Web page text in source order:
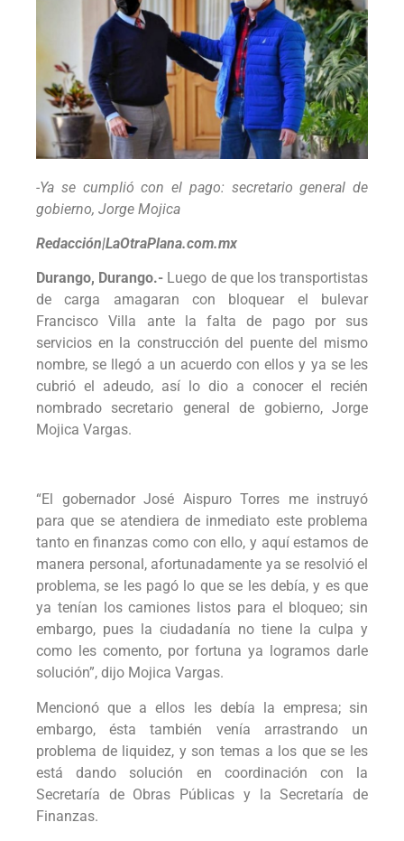
-Ya se cumplió con el pago: secretario general de
gobierno, Jorge Mojica
Redacción|LaOtraPlana.com.mx
Durango, Durango.- Luego de que los transportistas
de carga amagaran con bloquear el bulevar
Francisco Villa ante la falta de pago por sus
servicios en la construcción del puente del mismo
nombre, se llegó a un acuerdo con ellos y ya se les
cubrió el adeudo, así lo dio a conocer el recién
nombrado secretario general de gobierno, Jorge
Mojica Vargas.
“El gobernador José Aispuro Torres me instruyó
para que se atendiera de inmediato este problema
tanto en finanzas como con ello, y aquí estamos de
manera personal, afortunadamente ya se resolvió el
problema, se les pagó lo que se les debía, y es que
ya tenían los camiones listos para el bloqueo; sin
embargo, pues la ciudadanía no tiene la culpa y
como les comento, por fortuna ya logramos darle
solución”, dijo Mojica Vargas.
Mencionó que a ellos les debía la empresa; sin
embargo, ésta también venía arrastrando un
problema de liquidez, y son temas a los que se les
está dando solución en coordinación con la
Secretaría de Obras Públicas y la Secretaría de
Finanzas.